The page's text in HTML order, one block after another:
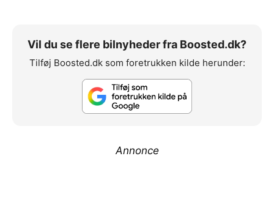
Vil du se flere bilnyheder fra Boosted.dk?
Tilføj Boosted.dk som foretrukken kilde herunder:
Annonce